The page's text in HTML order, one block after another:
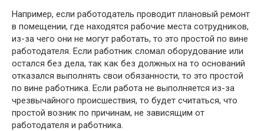
Например, если работодатель проводит плановый ремонт
в помещении, где находятся рабочие места сотрудников,
из-за чего они не могут работать, то это простой по вине
работодателя. Если работник сломал оборудование или
остался без дела, так как без должных на то оснований
отказался выполнять свои обязанности, то это простой
по вине работника. Если работа не выполняется из-за
чрезвычайного происшествия, то будет считаться, что
простой возник по причинам, не зависящим от
работодателя и работника.